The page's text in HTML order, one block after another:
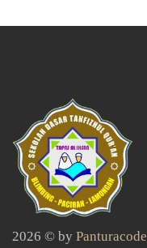
2026 © by Panturacode